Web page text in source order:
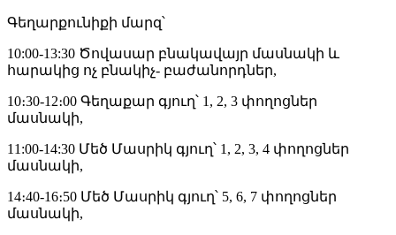
Գեղարքունիքի մարզ՝
10:00-13:30 Ծովասար բնակավայր մասնակի և
հարակից ոչ բնակիչ- բաժանորդներ,
10։30-12։00 Գեղաքար գյուղ՝ 1, 2, 3 փողոցներ
մասնակի,
11:00-14:30 Մեծ Մասրիկ գյուղ՝ 1, 2, 3, 4 փողոցներ
մասնակի,
14։40-16։50 Մեծ Մասրիկ գյուղ՝ 5, 6, 7 փողոցներ
մասնակի,